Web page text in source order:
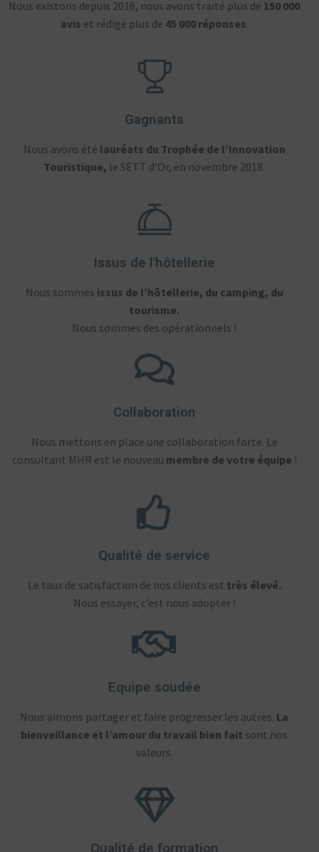
Nous existons depuis 2016, nous avons traité plus de 150 000
avis et rédigé plus de 45 000 réponses.
Gagnants
Nous avons été lauréats du Trophée de l’Innovation
Touristique, le SETT d’Or, en novembre 2018.
Issus de l'hôtellerie
Nous sommes issus de l’hôtellerie, du camping, du
tourisme.
Nous sommes des opérationnels !
Collaboration
Nous mettons en place une collaboration forte. Le
consultant MHR est le nouveau membre de votre équipe !
Qualité de service
Le taux de satisfaction de nos clients est très élevé.
Nous essayer, c’est nous adopter !
Equipe soudée
Nous aimons partager et faire progresser les autres. La
bienveillance et l’amour du travail bien fait sont nos
valeurs.
Qualité de formation